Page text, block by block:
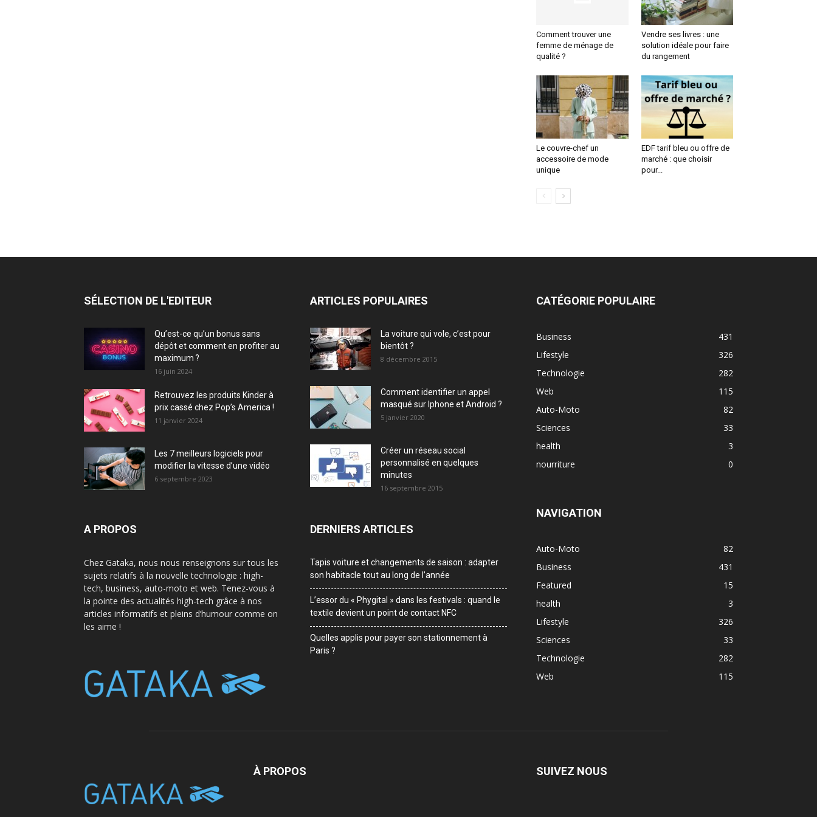
Comment trouver une
femme de ménage de
qualité ?
Vendre ses livres : une
solution idéale pour faire
du rangement
Le couvre-chef un
accessoire de mode
unique
EDF tarif bleu ou offre de
marché : que choisir
pour...
SÉLECTION DE L'EDITEUR
Qu’est-ce qu’un bonus sans
dépôt et comment en profiter au
maximum ?
16 juin 2024
Retrouvez les produits Kinder à
prix cassé chez Pop’s America !
11 janvier 2024
Les 7 meilleurs logiciels pour
modifier la vitesse d’une vidéo
6 septembre 2023
A PROPOS
Chez Gataka, nous nous renseignons sur tous les
sujets relatifs à la nouvelle technologie : high-
tech, business, auto-moto et web. Tenez-vous à
la pointe des actualités high-tech grâce à nos
articles informatifs et pleins d’humour comme on
les aime !
ARTICLES POPULAIRES
La voiture qui vole, c’est pour
bientôt ?
8 décembre 2015
Comment identifier un appel
masqué sur Iphone et Android ?
5 janvier 2020
Créer un réseau social
personnalisé en quelques
minutes
16 septembre 2015
DERNIERS ARTICLES
Tapis voiture et changements de saison : adapter
son habitacle tout au long de l’année
L’essor du « Phygital » dans les festivals : quand le
textile devient un point de contact NFC
Quelles applis pour payer son stationnement à
Paris ?
CATÉGORIE POPULAIRE
Business
431
Lifestyle
326
Technologie
282
Web
115
Auto-Moto
82
Sciences
33
health
3
nourriture
0
NAVIGATION
Auto-Moto
82
Business
431
Featured
15
health
3
Lifestyle
326
Sciences
33
Technologie
282
Web
115
À PROPOS SUIVEZ NOUS